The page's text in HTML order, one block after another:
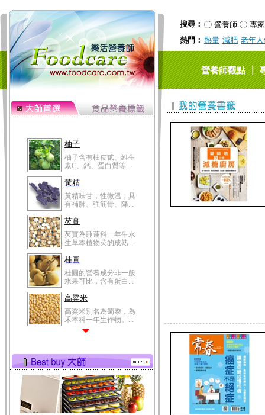
搜尋： 營養師
專家
熱門： 熱量 減肥 老年
營養師觀點｜
柚子
黃精味甘，性微溫，具
芡實為睡蓮科一年生水
桂圓的營養成分非一般
高粱米別名為蜀黍，為
鯽魚裡所含的營養成分
鮪魚肚肉中的不飽和脂
肪酸內富含EPA和DH...
韭菜
韭菜所含的膳食纖維能
幫助消化與通便；揮...